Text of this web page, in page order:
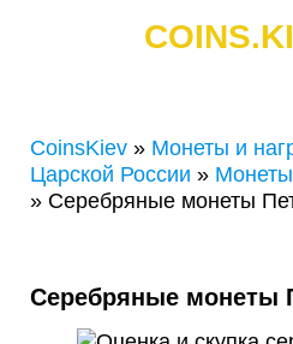
CoinsKiev » Монеты и
Царской России »
» Серебряные монеты
Серебряные монеты